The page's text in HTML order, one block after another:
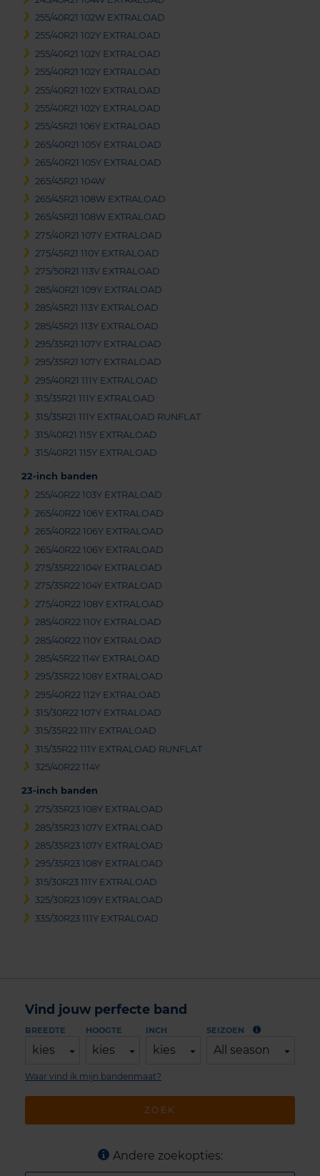
255/40R21 102W EXTRALOAD
255/40R21 102Y EXTRALOAD
255/40R21 102Y EXTRALOAD
255/40R21 102Y EXTRALOAD
255/40R21 102Y EXTRALOAD
255/40R21 102Y EXTRALOAD
255/45R21 106Y EXTRALOAD
265/40R21 105Y EXTRALOAD
265/40R21 105Y EXTRALOAD
265/45R21 104W
265/45R21 108W EXTRALOAD
265/45R21 108W EXTRALOAD
275/40R21 107Y EXTRALOAD
275/45R21 110Y EXTRALOAD
275/50R21 113V EXTRALOAD
285/40R21 109Y EXTRALOAD
285/45R21 113Y EXTRALOAD
285/45R21 113Y EXTRALOAD
295/35R21 107Y EXTRALOAD
295/35R21 107Y EXTRALOAD
295/40R21 111Y EXTRALOAD
315/35R21 111Y EXTRALOAD
315/35R21 111Y EXTRALOAD RUNFLAT
315/40R21 115Y EXTRALOAD
315/40R21 115Y EXTRALOAD
22-inch banden
255/40R22 103Y EXTRALOAD
265/40R22 106Y EXTRALOAD
265/40R22 106Y EXTRALOAD
265/40R22 106Y EXTRALOAD
275/35R22 104Y EXTRALOAD
275/35R22 104Y EXTRALOAD
275/40R22 108Y EXTRALOAD
285/40R22 110Y EXTRALOAD
285/40R22 110Y EXTRALOAD
285/45R22 114Y EXTRALOAD
295/35R22 108Y EXTRALOAD
295/40R22 112Y EXTRALOAD
315/30R22 107Y EXTRALOAD
315/35R22 111Y EXTRALOAD
315/35R22 111Y EXTRALOAD RUNFLAT
325/40R22 114Y
23-inch banden
275/35R23 108Y EXTRALOAD
285/35R23 107Y EXTRALOAD
285/35R23 107Y EXTRALOAD
295/35R23 108Y EXTRALOAD
315/30R23 111Y EXTRALOAD
325/30R23 109Y EXTRALOAD
335/30R23 111Y EXTRALOAD
Vind jouw perfecte band
BREEDTE
kies
HOOGTE
kies
INCH
kies
SEIZOEN
All season
ZOEK
Waar vind ik mijn bandenmaat?
Andere zoekopties: